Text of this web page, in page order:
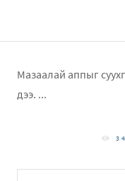
Мазаалай аппыг
дээ. ...